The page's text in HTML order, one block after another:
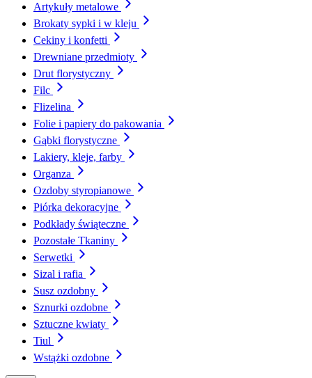
Artykuły metalowe
Brokaty sypki i w kleju
Cekiny i konfetti
Drewniane przedmioty
Drut florystyczny
Filc
Flizelina
Folie i papiery do pakowania
Gąbki florystyczne
Lakiery, kleje, farby
Organza
Ozdoby styropianowe
Piórka dekoracyjne
Podkłady świąteczne
Pozostałe Tkaniny
Serwetki
Sizal i rafia
Susz ozdobny
Sznurki ozdobne
Sztuczne kwiaty
Tiul
Wstążki ozdobne